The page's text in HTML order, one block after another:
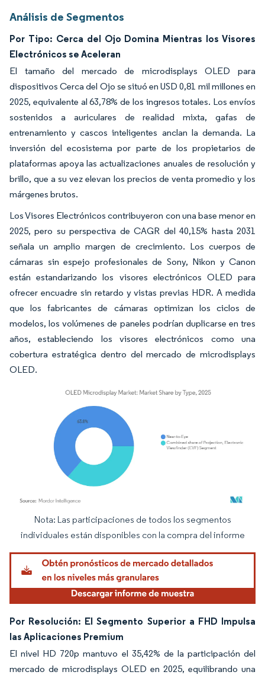
Análisis de Segmentos
Por Tipo: Cerca del Ojo Domina Mientras los Visores
Electrónicos se Aceleran
El tamaño del mercado de microdisplays OLED para
dispositivos Cerca del Ojo se situó en USD 0,81 mil millones en
2025, equivalente al 63,78% de los ingresos totales. Los envíos
sostenidos a auriculares de realidad mixta, gafas de
entrenamiento y cascos inteligentes anclan la demanda. La
inversión del ecosistema por parte de los propietarios de
plataformas apoya las actualizaciones anuales de resolución y
brillo, que a su vez elevan los precios de venta promedio y los
márgenes brutos.
Los Visores Electrónicos contribuyeron con una base menor en
2025, pero su perspectiva de CAGR del 40,15% hasta 2031
señala un amplio margen de crecimiento. Los cuerpos de
cámaras sin espejo profesionales de Sony, Nikon y Canon
están estandarizando los visores electrónicos OLED para
ofrecer encuadre sin retardo y vistas previas HDR. A medida
que los fabricantes de cámaras optimizan los ciclos de
modelos, los volúmenes de paneles podrían duplicarse en tres
años, estableciendo los visores electrónicos como una
cobertura estratégica dentro del mercado de microdisplays
OLED.
Imagen © Mordor Intelligence. El uso requiere atribución según CC BY 4.0.
Nota: Las participaciones de todos los segmentos
individuales están disponibles con la compra del informe
Por Resolución: El Segmento Superior a FHD Impulsa
las Aplicaciones Premium
El nivel HD 720p mantuvo el 35,42% de la participación del
mercado de microdisplays OLED en 2025, equilibrando una